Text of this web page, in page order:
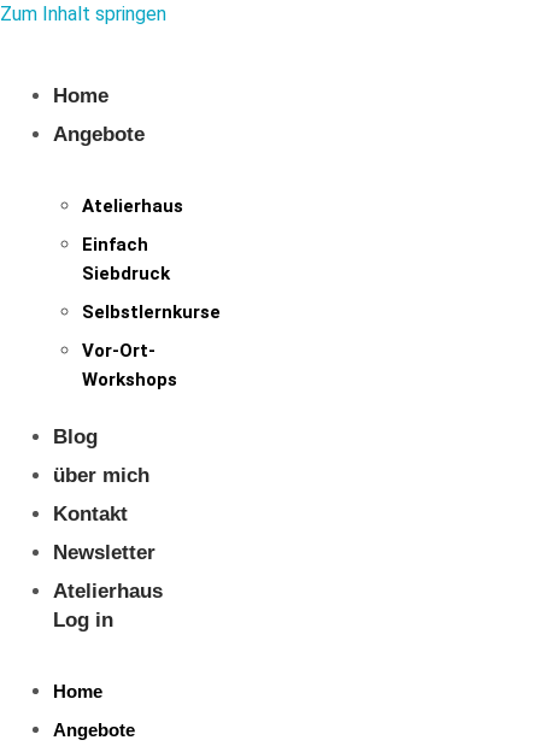
Zum Inhalt springen
Home
Angebote
Atelierhaus
Einfach
Siebdruck
Selbstlernkurse
Vor-Ort-
Workshops
Blog
über mich
Kontakt
Newsletter
Atelierhaus
Log in
Home
Angebote